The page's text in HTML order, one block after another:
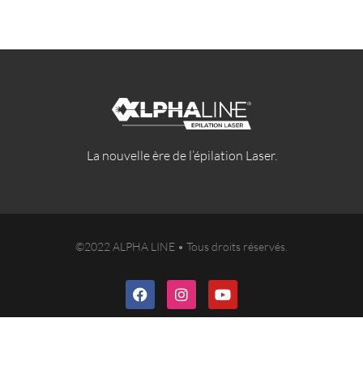
La nouvelle ère de l’épilation Laser.
©2022 ALPHA LINE • Tous droits réservés.